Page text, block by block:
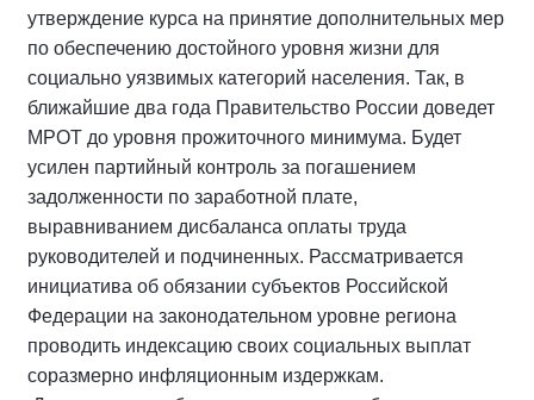
утверждение курса на принятие дополнительных мер
по обеспечению достойного уровня жизни для
социально уязвимых категорий населения. Так, в
ближайшие два года Правительство России доведет
МРОТ до уровня прожиточного минимума. Будет
усилен партийный контроль за погашением
задолженности по заработной плате,
выравниванием дисбаланса оплаты труда
руководителей и подчиненных. Рассматривается
инициатива об обязании субъектов Российской
Федерации на законодательном уровне региона
проводить индексацию своих социальных выплат
соразмерно инфляционным издержкам.